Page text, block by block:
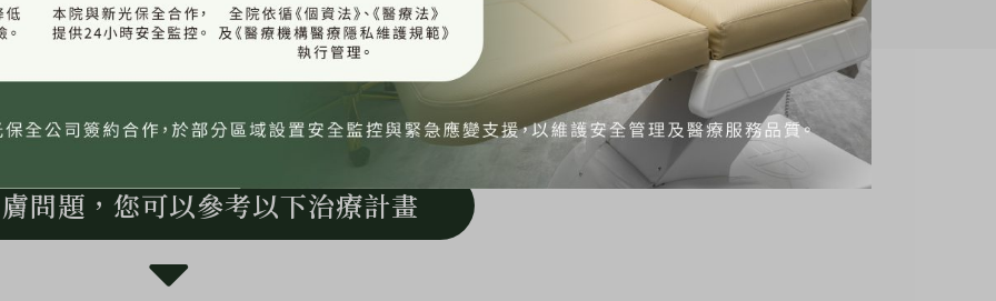
問題，您可以參考以下治療計畫